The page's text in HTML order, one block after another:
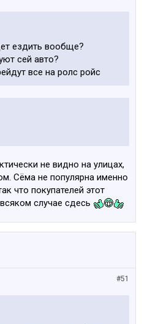
ездить вообще?
сей авто?
все на ролс ройс
не видно на улицах,
Сёма не популярна именно
что покупателей этот
случае сдесь
#51